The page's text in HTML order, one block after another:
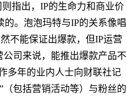
指出，IP的生命力和商业价
。泡泡玛特与IP的关系像唱
不能保证出爆款，但IP运营
司来说，能推出爆款产品不
多年的业内人士向财联社记
包括营销活动等）与粉丝的